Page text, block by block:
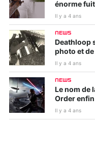
énorme
Il y a 4 ans
NEWS
Deathloop
photo et
Il y a 4 ans
NEWS
Le nom de
Order
Il y a 4 ans